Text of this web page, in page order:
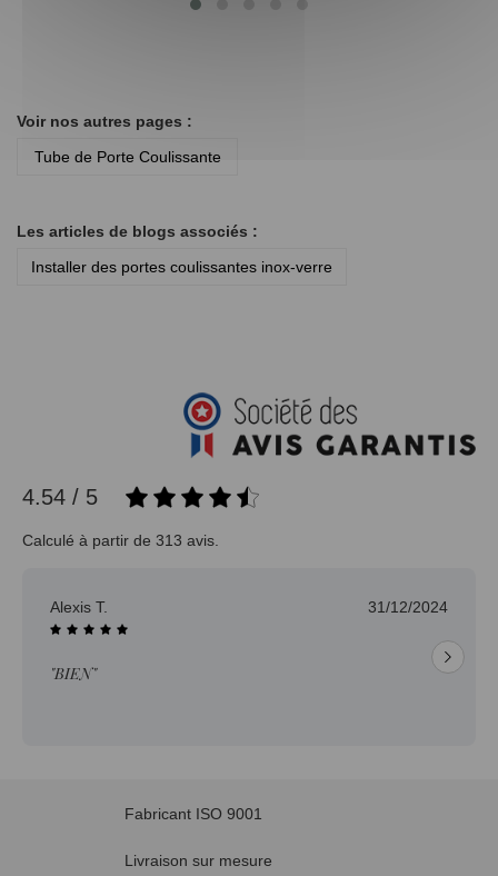
Voir nos autres pages :
Tube de Porte Coulissante
Les articles de blogs associés :
Installer des portes coulissantes inox-verre
4.54 / 5
Calculé à partir de 313 avis.
Alexis T. 31/12/2024
"BIEN"
Fabricant ISO 9001
Livraison sur mesure